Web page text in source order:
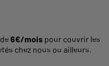
6€/mois pour couvrir les
chez nous ou ailleurs.